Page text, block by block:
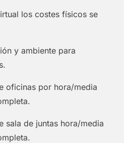
los costes físicos se
y ambiente para
oficinas por hora/media
sala de juntas hora/media